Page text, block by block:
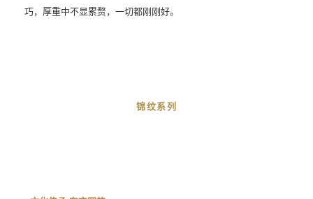
巧，厚重中不显累赘，一切都刚刚好。
锦纹系列